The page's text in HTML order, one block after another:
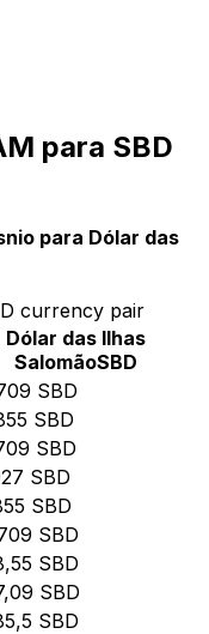
para SBD
para Dólar das
currency pair
Dólar das Ilhas
SalomãoSBD
SBD
SBD
SBD
SBD
SBD
SBD
SBD
SBD
SBD